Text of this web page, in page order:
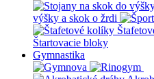
výšky a skok o žrdi
Štartovacie bloky
Gymnastika